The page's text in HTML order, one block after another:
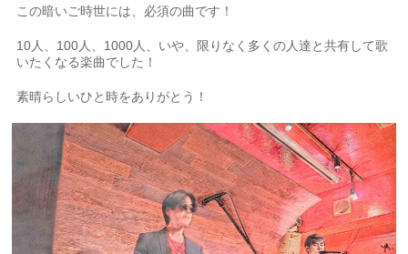
この暗いご時世には、必須の曲です！
10人、100人、1000人、いや、限りなく多くの人達と共有して歌
いたくなる楽曲でした！
素晴らしいひと時をありがとう！